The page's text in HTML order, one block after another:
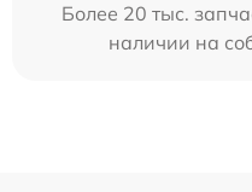
Более 20 тыс.
наличии на